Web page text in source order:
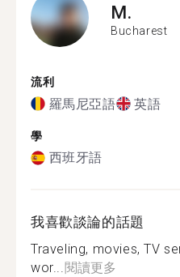
M.
Bucharest
流利
羅馬尼亞語 英語
學
西班牙語
我喜歡談論的話題
Traveling, movies, TV
wor...閱讀更多